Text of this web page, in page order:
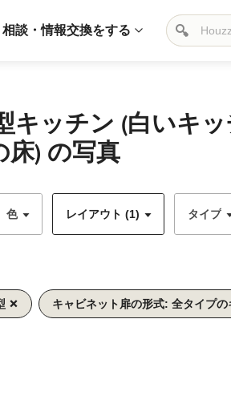
相談・情報交換をする
ッチン (白いキ
) の写真
色 レイアウト (1) タイプ
キャビネット扉の形式: 全タイプ